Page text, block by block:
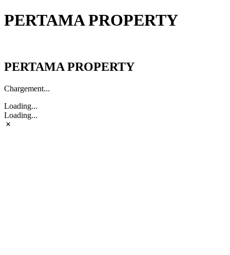
PERTAMA PROPERTY
PERTAMA PROPERTY
Chargement...
Loading...
Loading...